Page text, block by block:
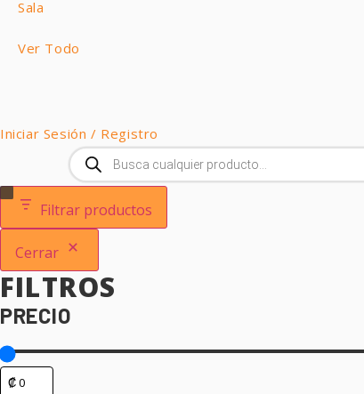
Sala
Ver Todo
Iniciar Sesión / Registro
Búsqueda
de
productos
Filtrar productos
Cerrar
FILTROS
PRECIO